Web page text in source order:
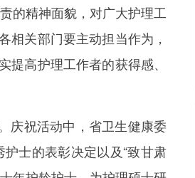
的精神面貌，对广大护理工
相关部门要主动担当作为，
高护理工作者的获得感、
庆祝活动中，省卫生健康委
士的表彰决定以及“致甘肃